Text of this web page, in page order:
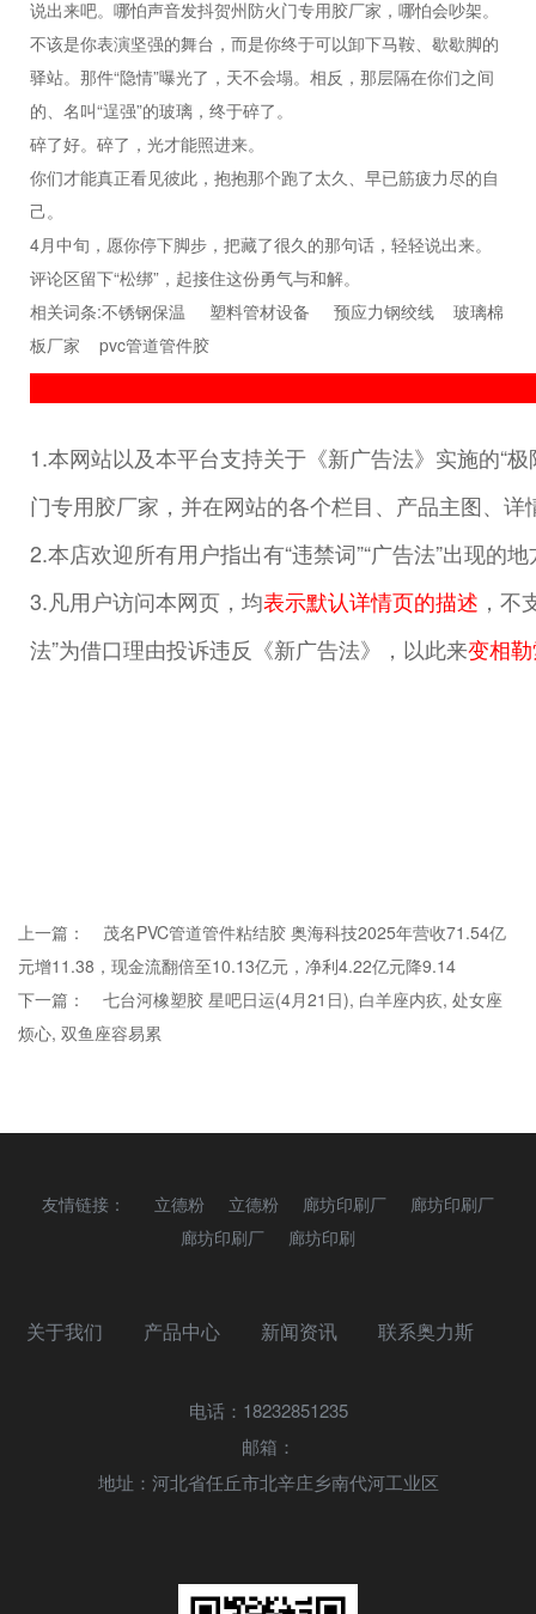
说出来吧。哪怕声音发抖贺州防火门专用胶厂家，哪怕会吵架。
不该是你表演坚强的舞台，而是你终于可以卸下马鞍、歇歇脚的
驿站。那件“隐情”曝光了，天不会塌。相反，那层隔在你们之间
的、名叫“逞强”的玻璃，终于碎了。
碎了好。碎了，光才能照进来。
你们才能真正看见彼此，抱抱那个跑了太久、早已筋疲力尽的自
己。
4月中旬，愿你停下脚步，把藏了很久的那句话，轻轻说出来。
评论区留下“松绑”，起接住这份勇气与和解。
相关词条:不锈钢保温 塑料管材设备 预应力钢绞线
玻璃棉
板厂家
pvc管道管件胶
1.本网站以及本平台支持关于《新广告法》实施的“
门专用胶厂家，并在网站的各个栏目、产品主图、详
2.本店欢迎所有用户指出有“违禁词”“广告法”出现的
3.凡用户访问本网页，均表示默认详情页的描述 ，不
法”为借口理由投诉违反《新广告法》，以此来变相
上一篇：
茂名PVC管道管件粘结胶 奥海科技2025年营收71.54亿
元增11.38，现金流翻倍至10.13亿元，净利4.22亿元降9.14
下一篇：
七台河橡塑胶 星吧日运(4月21日), 白羊座内疚, 处女座
烦心, 双鱼座容易累
友情链接： 立德粉 立德粉 廊坊印刷厂
廊坊印刷厂
廊坊印刷厂
廊坊印刷
关于我们 产品中心 新闻资讯 联系奥力斯
电话：18232851235
邮箱：
地址：河北省任丘市北辛庄乡南代河工业区